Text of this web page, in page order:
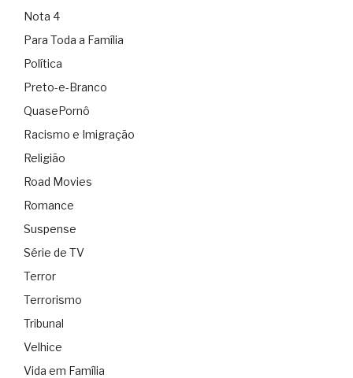
Nota 4
Para Toda a Família
Política
Preto-e-Branco
QuasePornô
Racismo e Imigração
Religião
Road Movies
Romance
Suspense
Série de TV
Terror
Terrorismo
Tribunal
Velhice
Vida em Família